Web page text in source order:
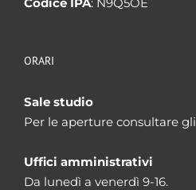
ORARI
Sale studio
Per le aperture consultare gli
Uffici amministrativi
Da lunedì a venerdì 9-16.